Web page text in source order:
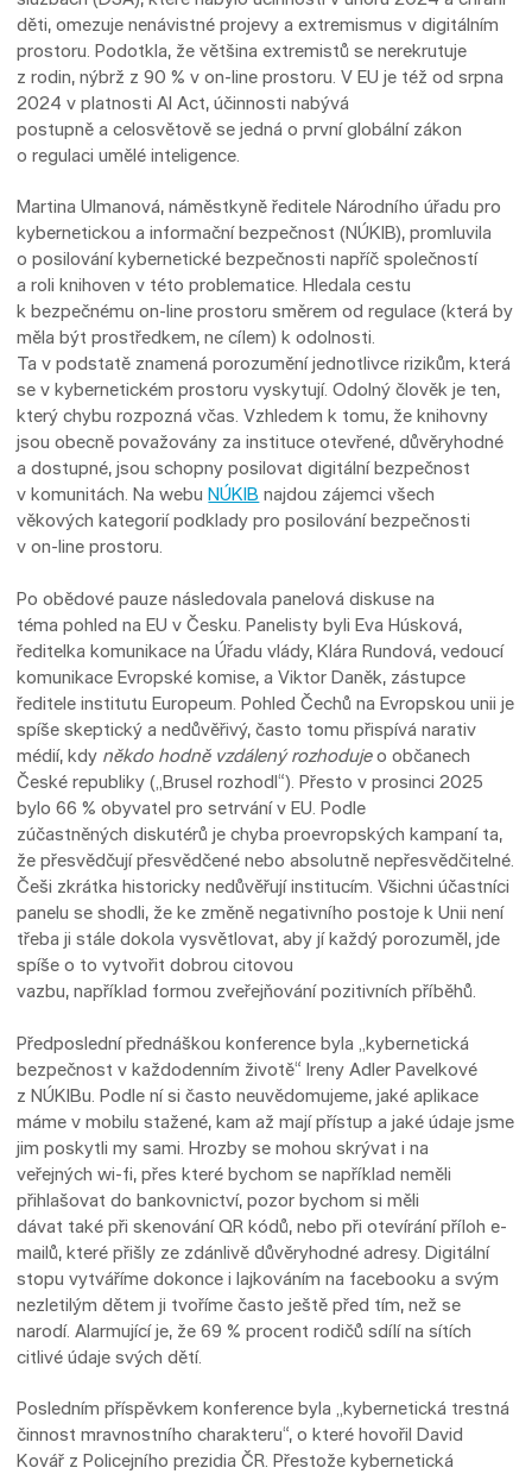
děti, omezuje nenávistné projevy a extremismus v digitálním
prostoru. Podotkla, že většina extremistů se nerekrutuje
z rodin, nýbrž z 90 % v on-line prostoru. V EU je též od srpna
2024 v platnosti AI Act, účinnosti nabývá
postupně a celosvětově se jedná o první globální zákon
o regulaci umělé inteligence.
Martina Ulmanová, náměstkyně ředitele Národního úřadu pro
kybernetickou a informační bezpečnost (NÚKIB), promluvila
o posilování kybernetické bezpečnosti napříč společností
a roli knihoven v této problematice. Hledala cestu
k bezpečnému on-line prostoru směrem od regulace (která by
měla být prostředkem, ne cílem) k odolnosti.
Ta v podstatě znamená porozumění jednotlivce rizikům, která
se v kybernetickém prostoru vyskytují. Odolný člověk je ten,
který chybu rozpozná včas. Vzhledem k tomu, že knihovny
jsou obecně považovány za instituce otevřené, důvěryhodné
a dostupné, jsou schopny posilovat digitální bezpečnost
v komunitách. Na webuNÚKIB najdou zájemci všech
věkových kategorií podklady pro posilování bezpečnosti
v on-line prostoru.
Po obědové pauze následovala panelová diskuse na
téma pohled na EU v Česku. Panelisty byli Eva Húsková,
ředitelka komunikace na Úřadu vlády, Klára Rundová, vedoucí
komunikace Evropské komise, a Viktor Daněk, zástupce
ředitele institutu Europeum. Pohled Čechů na Evropskou unii je
spíše skeptický a nedůvěřivý, často tomu přispívá narativ
médií, kdy někdo hodně vzdálený rozhodujeo občanech
České republiky („Brusel rozhodl“). Přesto v prosinci 2025
bylo 66 % obyvatel pro setrvání v EU. Podle
zúčastněných diskutérů je chyba proevropských kampaní ta,
že přesvědčují přesvědčené nebo absolutně nepřesvědčitelné.
Češi zkrátka historicky nedůvěřují institucím. Všichni účastníci
panelu se shodli, že ke změně negativního postoje k Unii není
třeba ji stále dokola vysvětlovat, aby jí každý porozuměl, jde
spíše o to vytvořit dobrou citovou
vazbu, například formou zveřejňování pozitivních příběhů.
Předposlední přednáškou konference byla „kybernetická
bezpečnost v každodenním životě“ Ireny Adler Pavelkové
z NÚKIBu. Podle ní si často neuvědomujeme, jaké aplikace
máme v mobilu stažené, kam až mají přístup a jaké údaje jsme
jim poskytli my sami. Hrozby se mohou skrývat i na
veřejných wi-fi, přes které bychom se například neměli
přihlašovat do bankovnictví, pozor bychom si měli
dávat také při skenování QR kódů, nebo při otevírání příloh e-
mailů, které přišly ze zdánlivě důvěryhodné adresy. Digitální
stopu vytváříme dokonce i lajkováním na facebooku a svým
nezletilým dětem ji tvoříme často ještě před tím, než se
narodí. Alarmující je, že 69 % procent rodičů sdílí na sítích
citlivé údaje svých dětí.
Posledním příspěvkem konference byla „kybernetická trestná
činnost mravnostního charakteru“, o které hovořil David
Kovář z Policejního prezidia ČR. Přestože kybernetická